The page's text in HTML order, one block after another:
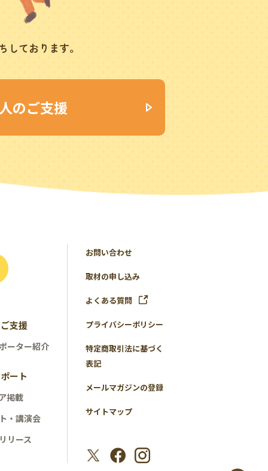
しております。
のご支援
支援
ーター紹介
ート
掲載
・講演会
リース
お問い合わせ
取材の申し込み
よくある質問
プライバシーポリシー
特定商取引法に基づく
表記
メールマガジンの登録
サイトマップ